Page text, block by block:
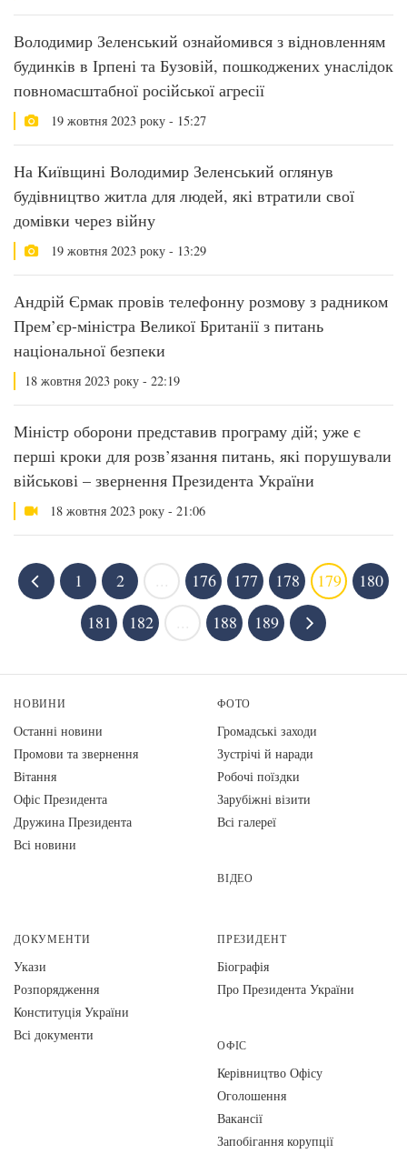
Володимир Зеленський ознайомився з відновленням
будинків в Ірпені та Бузовій, пошкоджених унаслідок
повномасштабної російської агресії
19 жовтня 2023 року - 15:27
На Київщині Володимир Зеленський оглянув
будівництво житла для людей, які втратили свої
домівки через війну
19 жовтня 2023 року - 13:29
Андрій Єрмак провів телефонну розмову з радником
Прем’єр-міністра Великої Британії з питань
національної безпеки
18 жовтня 2023 року - 22:19
Міністр оборони представив програму дій; уже є
перші кроки для розв’язання питань, які порушували
військові – звернення Президента України
18 жовтня 2023 року - 21:06
1 2 176 177 178 179
180
181
182 188 189
НОВИНИ
Останні новини
Промови та звернення
Вiтання
Офіс Президента
Дружина Президента
Всі новини
ФОТО
Громадські заходи
Зустрічі й наради
Робочі поїздки
Зарубіжні візити
Всі галереї
ВІДЕО
ДОКУМЕНТИ
Укази
Розпорядження
Конституція України
Всі документи
ПРЕЗИДЕНТ
Біографія
Про Президента України
ОФІС
Керівництво Офісу
Оголошення
Вакансії
Запобігання корупції